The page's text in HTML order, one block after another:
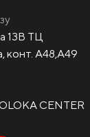
13В ТЦ
конт. А48,А49
CENTER